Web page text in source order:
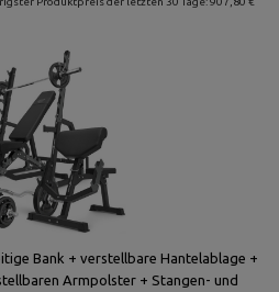
Bank + verstellbare Hantelablage +
Armpolster + Stangen- und